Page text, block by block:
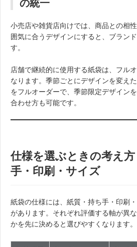
の統一
小売店や雑貨店向けでは、商品との相
囲気に合うデザインにすると、ブラン
す。
店舗で継続的に使用する紙袋は、フル
なります。季節ごとにデザインを変え
をフルオーダーで、季節限定デザイン
合わせ方も可能です。
仕様を選ぶときの考え方
手・印刷・サイズ
紙袋の仕様には、紙質・持ち手・印刷
があります。それぞれ評価する軸が異
かを先に決めると選びやすくなります。